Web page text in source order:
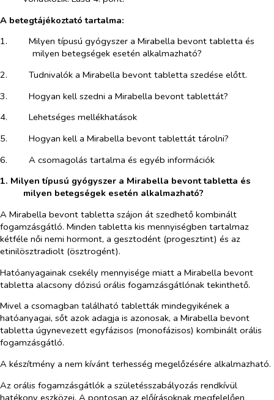
A betegtájékoztató tartalma:
1.​
Milyen típusú gyógyszer a Mirabella bevont tabletta és
milyen betegségek esetén alkalmazható?
2.​
Tudnivalók a Mirabella bevont tabletta szedése előtt.
3.​
Hogyan kell szedni a Mirabella bevont tablettát?
4.​
Lehetséges mellékhatások
5.​
Hogyan kell a Mirabella bevont tablettát tárolni?
6.​
A csomagolás tartalma és egyéb információk
1. Milyen típusú gyógyszer a Mirabella bevont tabletta és
milyen betegségek esetén alkalmazható?
A Mirabella bevont tabletta szájon át szedhető kombinált
fogamzásgátló. Minden tabletta kis mennyiségben tartalmaz
kétféle női nemi hormont, a gesztodént (progesztint) és az
etinilösztradiolt (ösztrogént).
Hatóanyagainak csekély mennyisége miatt a Mirabella bevont
tabletta alacsony dózisú orális fogamzásgátlónak tekinthető.
Mivel a csomagban található tabletták mindegyikének a
hatóanyagai, sőt azok adagja is azonosak, a Mirabella bevont
tabletta úgynevezett egyfázisos (monofázisos) kombinált orális
fogamzásgátló.
A készítmény a nem kívánt terhesség megelőzésére alkalmazható.
Az orális fogamzásgátlók a születésszabályozás rendkívül
hatékony eszközei. A pontosan az előírásoknak megfelelően